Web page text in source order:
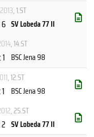
, 1.ST
SV Lobeda 77 II
, 14.ST
BSC Jena 98
, 12.ST
BSC Jena 98
, 25.ST
SV Lobeda 77 II